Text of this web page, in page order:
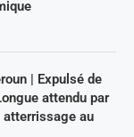
| Expulsé de
attendu par
atterrissage au